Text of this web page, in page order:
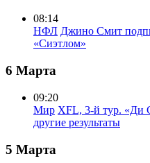
08:14
НФЛ Джино Смит
«Сиэтлом»
6 Марта
09:20
Мир XFL, 3-й тур. «Ди
другие результаты
5 Марта